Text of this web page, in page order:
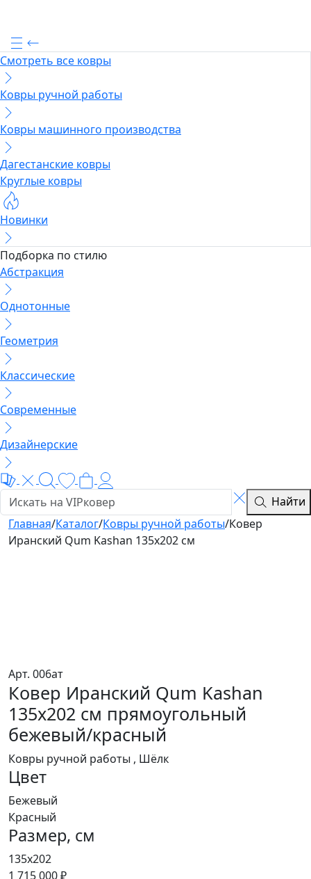
Смотреть все ковры
Ковры ручной работы
Ковры машинного производства
Дагестанские ковры
Круглые ковры
Новинки
Подборка по стилю
Абстракция
Однотонные
Геометрия
Классические
Современные
Дизайнерские
Найти
Главная/Каталог/Ковры ручной работы/Ковер
Иранский Qum Kashan 135x202 см
Арт. 006ат
Ковер Иранский Qum Kashan
135x202 см прямоугольный
бежевый/красный
Ковры ручной работы , Шёлк
Цвет
Бежевый
Красный
Размер, см
135x202
1 715 000 ₽